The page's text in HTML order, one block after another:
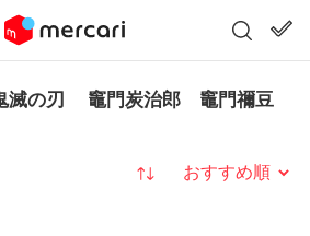
滅の刃 竈門炭治郎 竈門禰豆
並び替え